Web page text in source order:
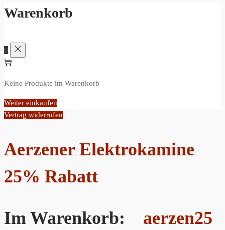
Warenkorb
0
Keine Produkte im Warenkorb
Weiter einkaufen
Vertrag widerrufen
Aerzener Elektrokamine
25% Rabatt
Im Warenkorb: aerzen25